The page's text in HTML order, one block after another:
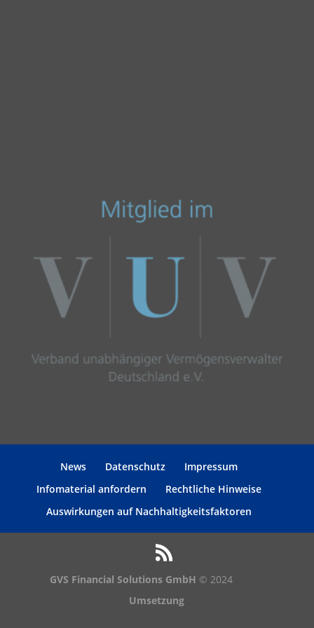
News Datenschutz
Impressum
Infomaterial anfordern
Rechtliche Hinweise
Auswirkungen auf Nachhaltigkeitsfaktoren
GVS Financial Solutions GmbH © 2024
Umsetzung